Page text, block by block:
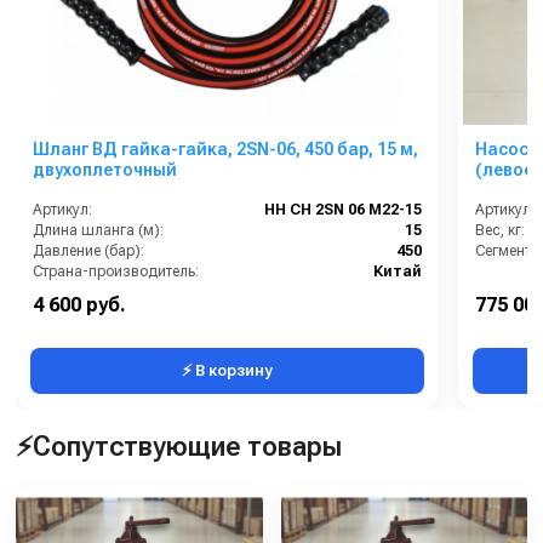
Шланг ВД гайка-гайка, 2SN-06, 450 бар, 15 м,
двухоплеточный
Артикул:
HH CH 2SN 06 M22-15
Длина шланга (м):
15
Давление (бар):
450
Страна-производитель:
Китай
4 600 руб.
⚡ В корзину
Насос
(левое
Артикул:
Вес, кг:
Сегмент:
775
⚡Сопутствующие товары